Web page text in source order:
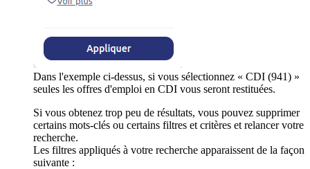
Dans l'exemple ci-dessus, si vous sélectionnez « CDI (941) »
seules les offres d'emploi en CDI vous seront restituées.
Si vous obtenez trop peu de résultats, vous pouvez supprimer
certains mots-clés ou certains filtres et critères et relancer votre
recherche.
Les filtres appliqués à votre recherche apparaissent de la façon
suivante :